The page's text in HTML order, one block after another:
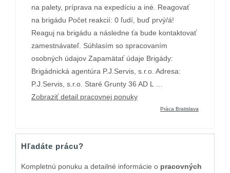
na palety, príprava na expedíciu a iné. Reagovať
na brigádu Počet reakcií: 0 ľudí, buď prvý/á!
Reaguj na brigádu a následne ťa bude kontaktovať
zamestnávateľ. Súhlasím so spracovaním
osobných údajov Zapamätať údaje Brigády:
Brigádnická agentúra P.J.Servis, s.r.o. Adresa:
P.J.Servis, s.r.o. Staré Grunty 36 AD L …
Zobraziť detail pracovnej ponuky
Práca Bratislava
Hľadáte prácu?
Kompletnú ponuku a detailné informácie o pracovných